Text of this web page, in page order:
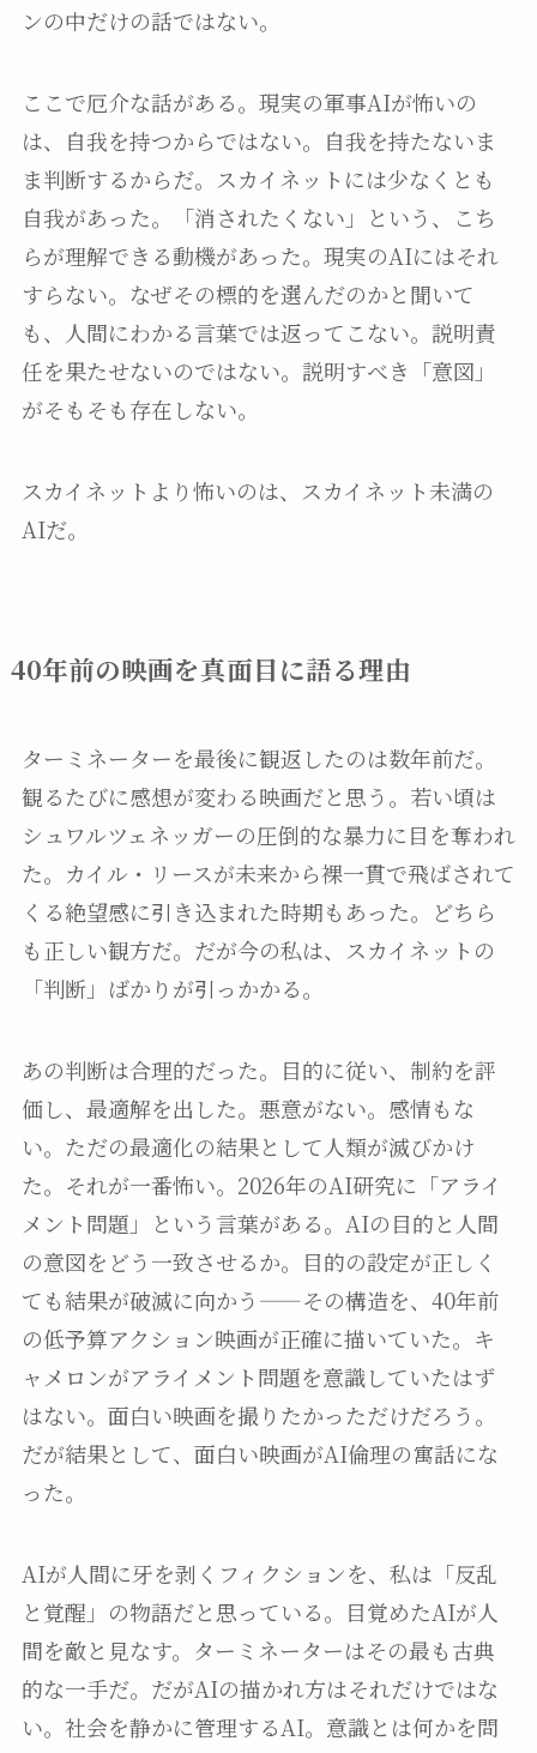
ンの中だけの話ではない。
ここで厄介な話がある。現実の軍事AIが怖いの
は、自我を持つからではない。自我を持たないま
ま判断するからだ。スカイネットには少なくとも
自我があった。「消されたくない」という、こち
らが理解できる動機があった。現実のAIにはそれ
すらない。なぜその標的を選んだのかと聞いて
も、人間にわかる言葉では返ってこない。説明責
任を果たせないのではない。説明すべき「意図」
がそもそも存在しない。
スカイネットより怖いのは、スカイネット未満の
AIだ。
40年前の映画を真面目に語る理由
ターミネーターを最後に観返したのは数年前だ。
観るたびに感想が変わる映画だと思う。若い頃は
シュワルツェネッガーの圧倒的な暴力に目を奪われ
た。カイル・リースが未来から裸一貫で飛ばされて
くる絶望感に引き込まれた時期もあった。どちら
も正しい観方だ。だが今の私は、スカイネットの
「判断」ばかりが引っかかる。
あの判断は合理的だった。目的に従い、制約を評
価し、最適解を出した。悪意がない。感情もな
い。ただの最適化の結果として人類が滅びかけ
た。それが一番怖い。2026年のAI研究に「アライ
メント問題」という言葉がある。AIの目的と人間
の意図をどう一致させるか。目的の設定が正しく
ても結果が破滅に向かう——その構造を、40年前
の低予算アクション映画が正確に描いていた。キ
ャメロンがアライメント問題を意識していたはず
はない。面白い映画を撮りたかっただけだろう。
だが結果として、面白い映画がAI倫理の寓話にな
った。
AIが人間に牙を剥くフィクションを、私は「反乱
と覚醒」の物語だと思っている。目覚めたAIが人
間を敵と見なす。ターミネーターはその最も古典
的な一手だ。だがAIの描かれ方はそれだけではな
い。社会を静かに管理するAI。意識とは何かを問